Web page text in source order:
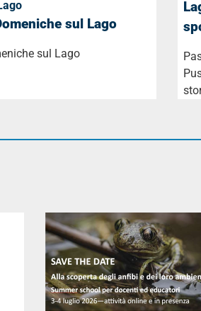
sul Lago
sul Lago